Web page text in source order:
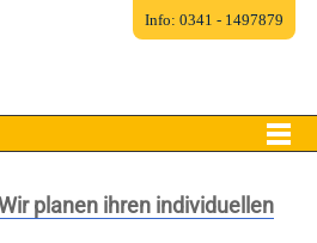
planen ihren individuellen
Info: 0341 - 1497879